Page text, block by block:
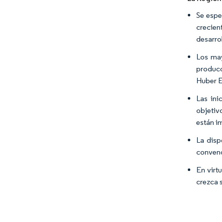
Se
Los
Huber
Las
están
La
En
crezca